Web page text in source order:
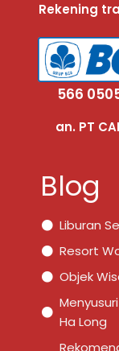
Rekening
566
an. PT
Blog
Liburan
Resort
Objek
Ha Long